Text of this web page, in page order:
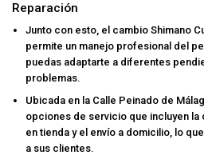
Reparación
Junto con esto, el cambio Shimano
permite un manejo profesional del
puedas adaptarte a diferentes
problemas.
Ubicada en la Calle Peinado de
opciones de servicio que incluyen
en tienda y el envío a domicilio, lo
a sus clientes.